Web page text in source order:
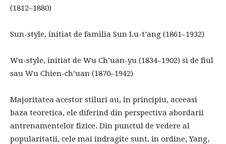
(1812–1880)
Sun-style, initiat de familia Sun Lu-t’ang (1861–1932)
Wu-style, initiat de Wu Ch’uan-yu (1834–1902) si de fiul
sau Wu Chien-ch’uan (1870–1942)
Majoritatea acestor stiluri au, in principiu, aceeasi
baza teoretica, ele diferind din perspectiva abordarii
antrenamentelor fizice. Din punctul de vedere al
popularitatii, cele mai indragite sunt, in ordine, Yang,